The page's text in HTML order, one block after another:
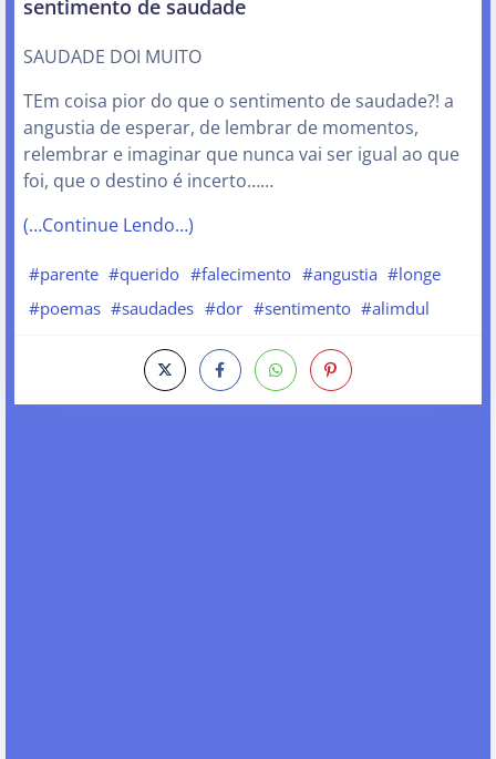
sentimento de saudade
SAUDADE DOI MUITO
TEm coisa pior do que o sentimento de saudade?! a
angustia de esperar, de lembrar de momentos,
relembrar e imaginar que nunca vai ser igual ao que
foi, que o destino é incerto……
(…Continue Lendo…)
#parente #querido #falecimento #angustia #longe
#poemas #saudades #dor #sentimento #alimdul